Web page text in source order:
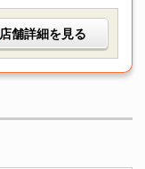
店舗詳細を見る